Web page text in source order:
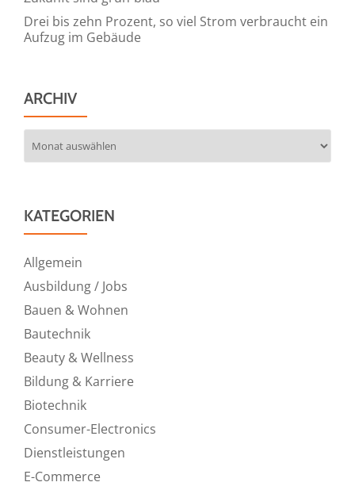
Drei bis zehn Prozent, so viel Strom verbraucht ein
Aufzug im Gebäude
ARCHIV
KATEGORIEN
Allgemein
Ausbildung / Jobs
Bauen & Wohnen
Bautechnik
Beauty & Wellness
Bildung & Karriere
Biotechnik
Consumer-Electronics
Dienstleistungen
E-Commerce